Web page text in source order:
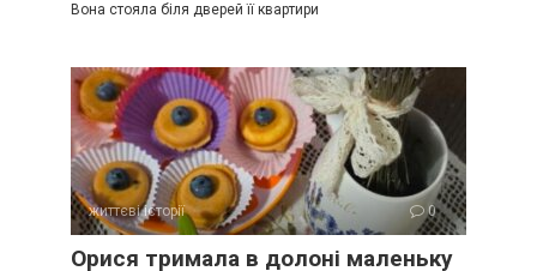
Вона стояла біля дверей її квартири
життєві історії 0
Орися тримала в долоні маленьку